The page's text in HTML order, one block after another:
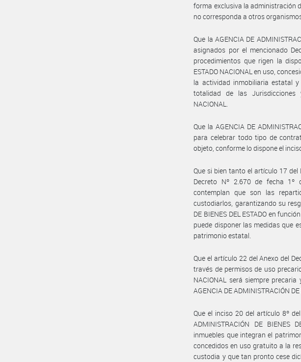
forma exclusiva la administración
no corresponda a otros
Que la AGENCIA DE
asignados por el mencionado
procedimientos que rigen la
ESTADO NACIONAL en uso,
la actividad inmobiliaria estatal
totalidad de las Jurisdicciones
NACIONAL.
Que la AGENCIA DE
para celebrar todo tipo de
objeto, conforme lo dispone el
Que si bien tanto el artículo 17
Decreto Nº 2.670 de fecha 1º
contemplan que son las
custodiarlos, garantizando su
DE BIENES DEL ESTADO en
puede disponer las medidas que
patrimonio estatal.
Que el artículo 22 del Anexo del
través de permisos de uso
NACIONAL será siempre
AGENCIA DE ADMINISTRACIÓN DE
Que el inciso 20 del artículo 8º
ADMINISTRACIÓN DE
inmuebles que integran el
concedidos en uso gratuito a la
custodia y que tan pronto cese